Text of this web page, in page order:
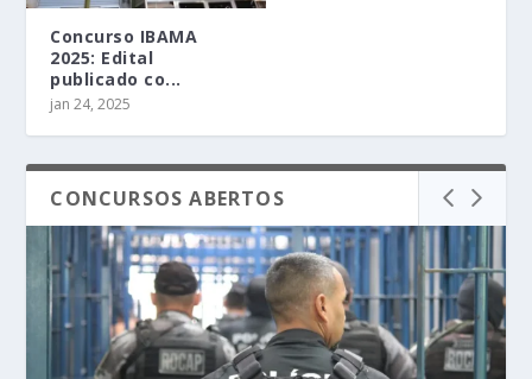
Concurso IBAMA
2025: Edital
publicado co...
jan 24, 2025
CONCURSOS ABERTOS